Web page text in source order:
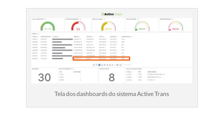
Tela dos dashboards do sistema Active Trans